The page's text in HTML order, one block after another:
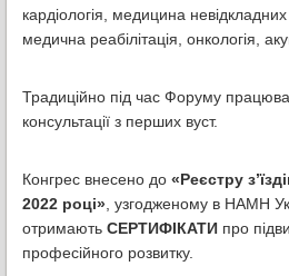
кардіологія, медицина
медична реабілітація, онкологія,
Традиційно під час Форуму
консультації з перших вуст.
Конгрес внесено до «Реєстру
2022 році» , узгодженому в НАМН
отримають СЕРТИФІКАТИ про
професійного розвитку.